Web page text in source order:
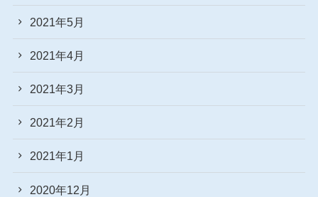
2021年5月
2021年4月
2021年3月
2021年2月
2021年1月
2020年12月